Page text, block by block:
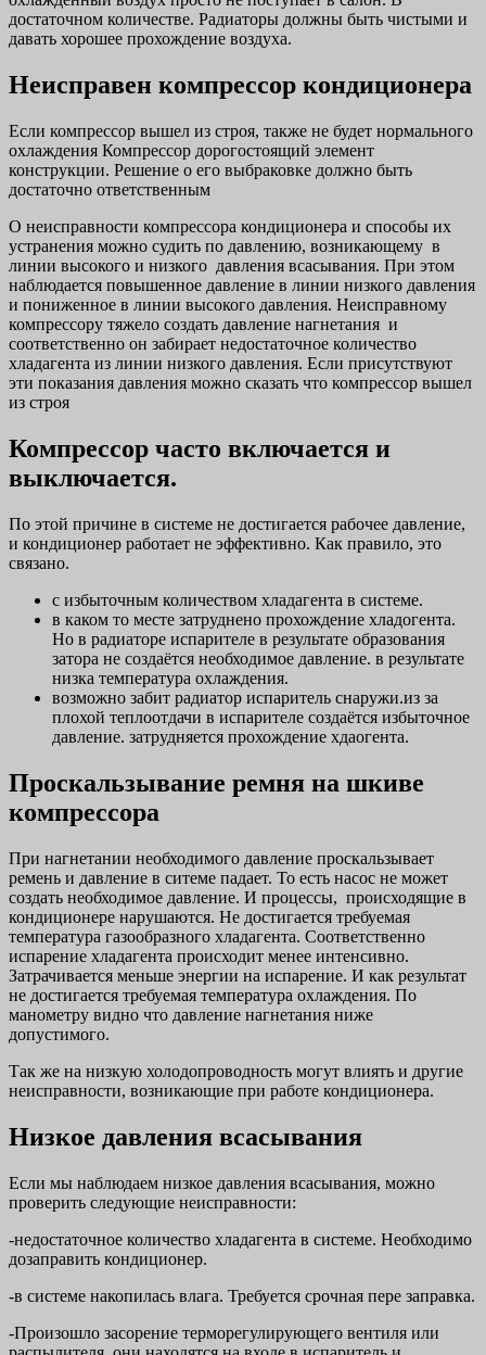
достаточном количестве. Радиаторы должны быть чистыми и
давать хорошее прохождение воздуха.
Неисправен компрессор кондиционера
Если компрессор вышел из строя, также не будет нормального
охлаждения Компрессор дорогостоящий элемент
конструкции. Решение о его выбраковке должно быть
достаточно ответственным
О неисправности компрессора кондиционера и способы их
устранения можно судить по давлению, возникающему в
линии высокого и низкого давления всасывания. При этом
наблюдается повышенное давление в линии низкого давления
и пониженное в линии высокого давления. Неисправному
компрессору тяжело создать давление нагнетания и
соответственно он забирает недостаточное количество
хладагента из линии низкого давления. Если присутствуют
эти показания давления можно сказать что компрессор вышел
из строя
Компрессор часто включается и
выключается.
По этой причине в системе не достигается рабочее давление,
и кондиционер работает не эффективно. Как правило, это
связано.
с избыточным количеством хладагента в системе.
в каком то месте затруднено прохождение хладогента.
Но в радиаторе испарителе в результате образования
затора не создаётся необходимое давление. в результате
низка температура охлаждения.
возможно забит радиатор испаритель снаружи.из за
плохой теплоотдачи в испарителе создаётся избыточное
давление. затрудняется прохождение хдаогента.
Проскальзывание ремня на шкиве
компрессора
При нагнетании необходимого давление проскальзывает
ремень и давление в ситеме падает. То есть насос не может
создать необходимое давление. И процессы, происходящие в
кондиционере нарушаются. Не достигается требуемая
температура газообразного хладагента. Соответственно
испарение хладагента происходит менее интенсивно.
Затрачивается меньше энергии на испарение. И как результат
не достигается требуемая температура охлаждения. По
манометру видно что давление нагнетания ниже
допустимого.
Так же на низкую холодопроводность могут влиять и другие
неисправности, возникающие при работе кондиционера.
Низкое давления всасывания
Если мы наблюдаем низкое давления всасывания, можно
проверить следующие неисправности:
-недостаточное количество хладагента в системе. Необходимо
дозаправить кондиционер.
-в системе накопилась влага. Требуется срочная пере заправка.
-Произошло засорение терморегулирующего вентиля или